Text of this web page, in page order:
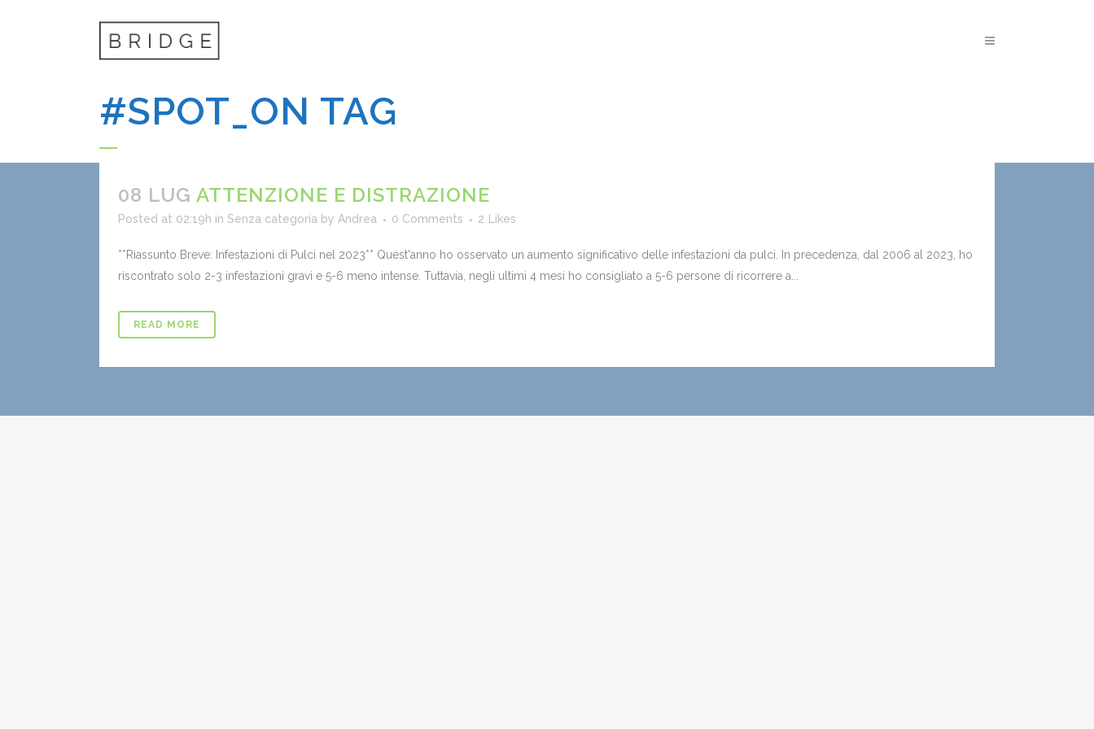
#SPOT_ON TAG
08 LUG ATTENZIONE E DISTRAZIONE
Posted at 02:19h in Senza categoria by Andrea 0 Comments 2 Likes
**Riassunto Breve: Infestazioni di Pulci nel 2023** Quest'anno ho osservato un aumento significativo delle infestazioni da pulci. In precedenza, dal 2006 al 2023, ho
riscontrato solo 2-3 infestazioni gravi e 5-6 meno intense. Tuttavia, negli ultimi 4 mesi ho consigliato a 5-6 persone di ricorrere a...
READ MORE